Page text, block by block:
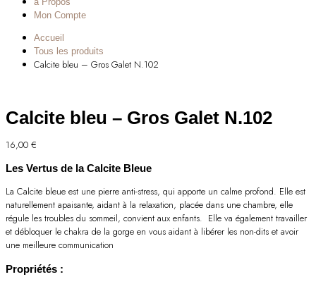
Mon Compte
Accueil
Tous les produits
Calcite bleu – Gros Galet N.102
Calcite bleu – Gros Galet N.102
16,00 €
Les Vertus de la Calcite Bleue
La Calcite bleue est une pierre anti-stress, qui apporte un calme profond. Elle est
naturellement apaisante, aidant à la relaxation, placée dans une chambre, elle
régule les troubles du sommeil, convient aux enfants. Elle va également travailler
et débloquer le chakra de la gorge en vous aidant à libérer les non-dits et avoir
une meilleure communication
Propriétés :